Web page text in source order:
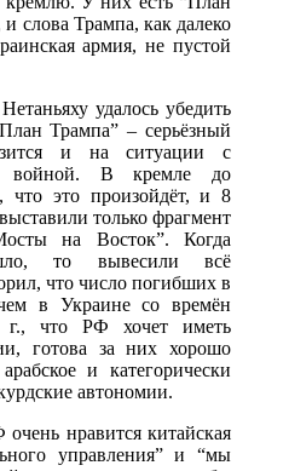
слова Трампа, как далеко
армия, не пустой
удалось убедить
Трампа” – серьёзный
и на ситуации с
войной. В кремле до
что это произойдёт, и 8
только фрагмент
на Восток”. Когда
то вывесили всё
что число погибших в
в Украине со времён
г., что РФ хочет иметь
готова за них хорошо
и категорически
автономии.
нравится китайская
управления” и “мы